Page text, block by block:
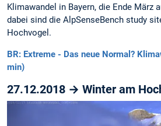
Klimawandel in Bayern, die Ende März
dabei sind die AlpSenseBench study
Hochvogel.
BR: Extreme - Das neue Normal?
min)
27.12.2018 → Winter am